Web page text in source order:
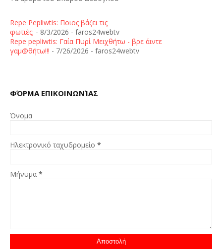
Repe Pepliwtis: Ποιος βάζει τις
φωτιές; - 8/3/2026 - faros24webtv
Repe pepliwtis: Γαία Πυρί Μειχθήτω - βρε άιντε
γαμ@θήτω!!! - 7/26/2026 - faros24webtv
ΦΌΡΜΑ ΕΠΙΚΟΙΝΩΝΊΑΣ
Όνομα
Ηλεκτρονικό ταχυδρομείο *
Μήνυμα *